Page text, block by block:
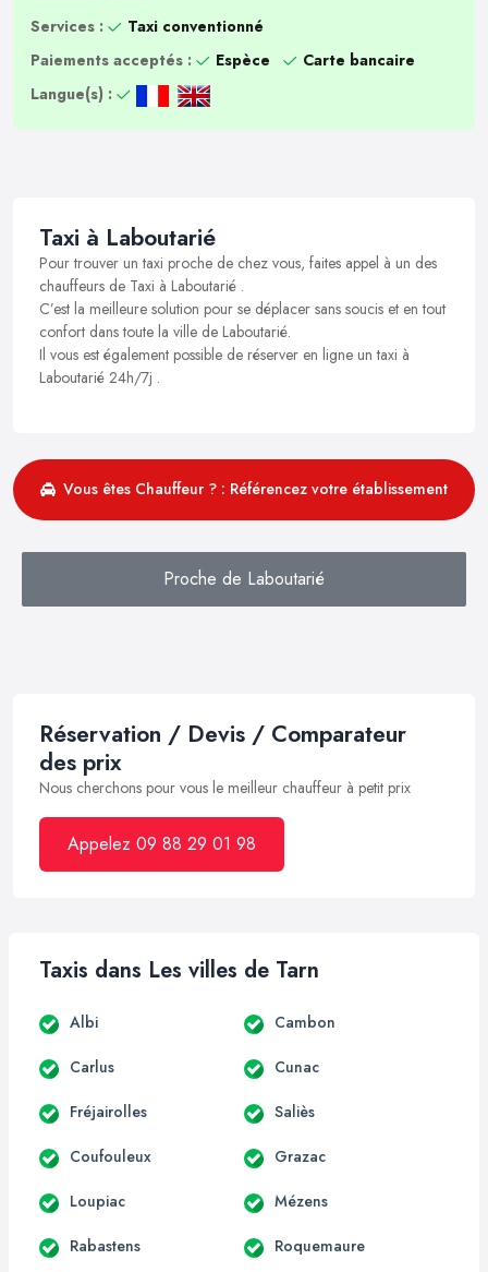
Services :
Taxi conventionné
Paiements acceptés :
Espèce
Carte bancaire
Langue(s) :
Taxi à Laboutarié
Pour trouver un taxi proche de chez vous, faites appel à un des
chauffeurs de Taxi à Laboutarié .
C’est la meilleure solution pour se déplacer sans soucis et en tout
confort dans toute la ville de Laboutarié.
Il vous est également possible de réserver en ligne un taxi à
Laboutarié 24h/7j .
Vous êtes Chauffeur ? : Référencez votre établissement
Proche de Laboutarié
Réservation / Devis / Comparateur
des prix
Nous cherchons pour vous le meilleur chauffeur à petit prix
Appelez 09 88 29 01 98
Taxis dans Les villes de Tarn
Albi Cambon
Carlus Cunac
Fréjairolles Saliès
Coufouleux Grazac
Loupiac Mézens
Rabastens Roquemaure